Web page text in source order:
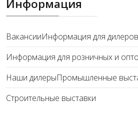
Информация
ВакансииИнформация для дилеров
Информация для розничных и
Наши дилерыПромышленные
Строительные выставки